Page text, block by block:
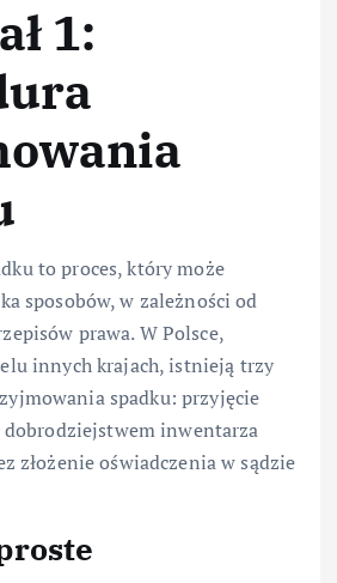
1:
to proces, który może
sposobów, w zależności od
prawa. W Polsce,
innych krajach, istnieją trzy
spadku: przyjęcie
inwentarza
złożenie oświadczenia w sądzie